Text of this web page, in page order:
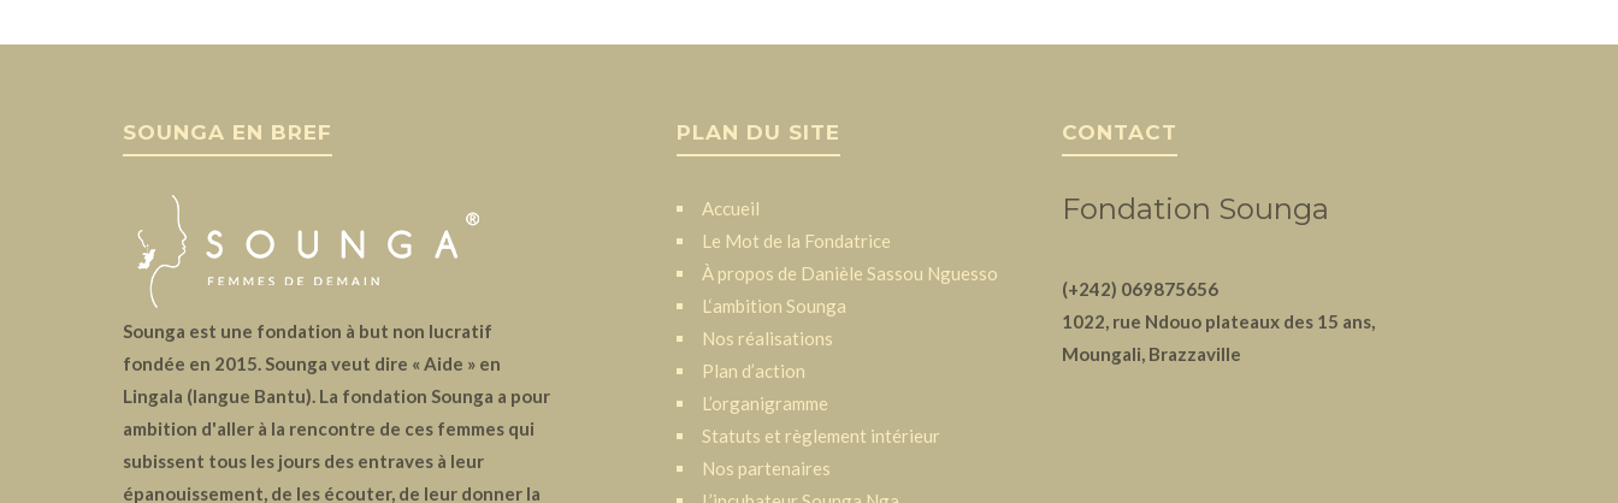
SOUNGA EN BREF
Sounga est une fondation à but non lucratif
fondée en 2015. Sounga veut dire « Aide » en
Lingala (langue Bantu). La fondation Sounga a pour
ambition d'aller à la rencontre de ces femmes qui
subissent tous les jours des entraves à leur
épanouissement, de les écouter, de leur donner la
PLAN DU SITE
Accueil
Le Mot de la Fondatrice
À propos de Danièle Sassou Nguesso
L‘ambition Sounga
Nos réalisations
Plan d’action
L’organigramme
Statuts et règlement intérieur
Nos partenaires
CONTACT
Fondation Sounga
(+242) 069875656
1022, rue Ndouo plateaux des 15 ans,
Moungali, Brazzaville